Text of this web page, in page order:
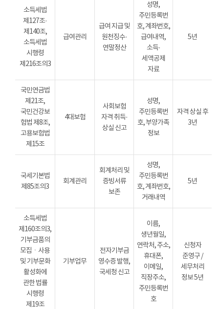
소득세법
제127조·
제140조,
소득세법
시행령
제216조의3
급여관리
급여 지급 및
원천징수·
연말정산
성명,
주민등록번
호, 계좌번호,
급여내역,
소득·
세액공제
자료
5년
국민연금법
제21조,
국민건강보
험법 제8조,
고용보험법
제15조
4대보험
사회보험
자격 취득·
상실 신고
성명,
주민등록번
호, 부양가족
정보
자격 상실 후
3년
국세기본법
제85조의3
회계관리
회계처리 및
증빙서류
보존
성명,
주민등록번
호, 계좌번호,
거래내역
5년
소득세법
제160조의3,
기부금품의
모집ㆍ사용
및 기부문화
활성화에
관한 법률
시행령
제19조
기부업무
전자기부금
영수증 발행,
국세청 신고
이름,
생년월일,
연락처, 주소,
휴대폰,
이메일,
직장주소,
주민등록번
호
신청자
준영구 /
세무처리
정보 5년